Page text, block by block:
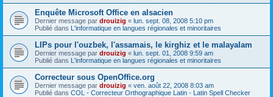
Enquête Microsoft Office en alsacien
Dernier message par drouizig « lun. sept. 08, 2008 5:10 pm
Publié dans L'informatique en langues régionales et minoritaires
LIPs pour l'ouzbek, l'assamais, le kirghiz et le malayalam
Dernier message par drouizig « lun. sept. 01, 2008 9:59 am
Publié dans L'informatique en langues régionales et minoritaires
Correcteur sous OpenOffice.org
Dernier message par drouizig « ven. août 22, 2008 8:03 am
Publié dans COL - Correcteur Orthographique Latin - Latin Spell Checker